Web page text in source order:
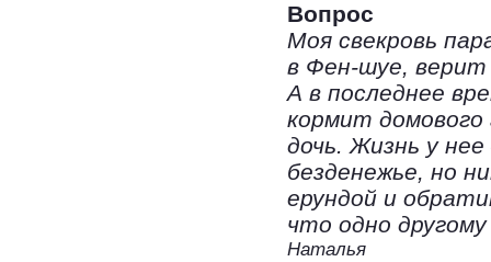
Вопрос
Моя свекровь
в Фен-шуе, верит
А в последнее
кормит
дочь. Жизнь у
безденежье, но
ерундой и
что одно
Наталья